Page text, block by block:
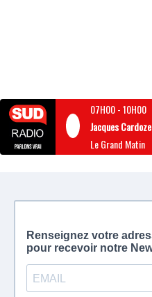
07H00-10H00
Jacques Cardoze
Le Grand Matin